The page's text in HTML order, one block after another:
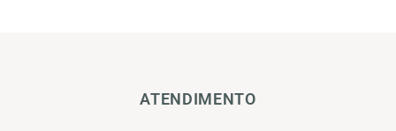
ATENDIMENTO